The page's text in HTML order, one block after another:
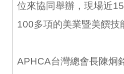
位來協同舉辦，現場近
100多項的美業暨美饌技
APHCA台灣總會長陳炯